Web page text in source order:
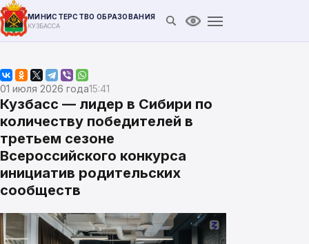
МИНИСТЕРСТВО ОБРАЗОВАНИЯ
КУЗБАССА Открыть поиск
Версия для
01 июля 2026 года15:41
Кузбасс — лидер в Сибири по
количеству победителей в
третьем сезоне
Всероссийского конкурса
инициатив родительских
сообществ